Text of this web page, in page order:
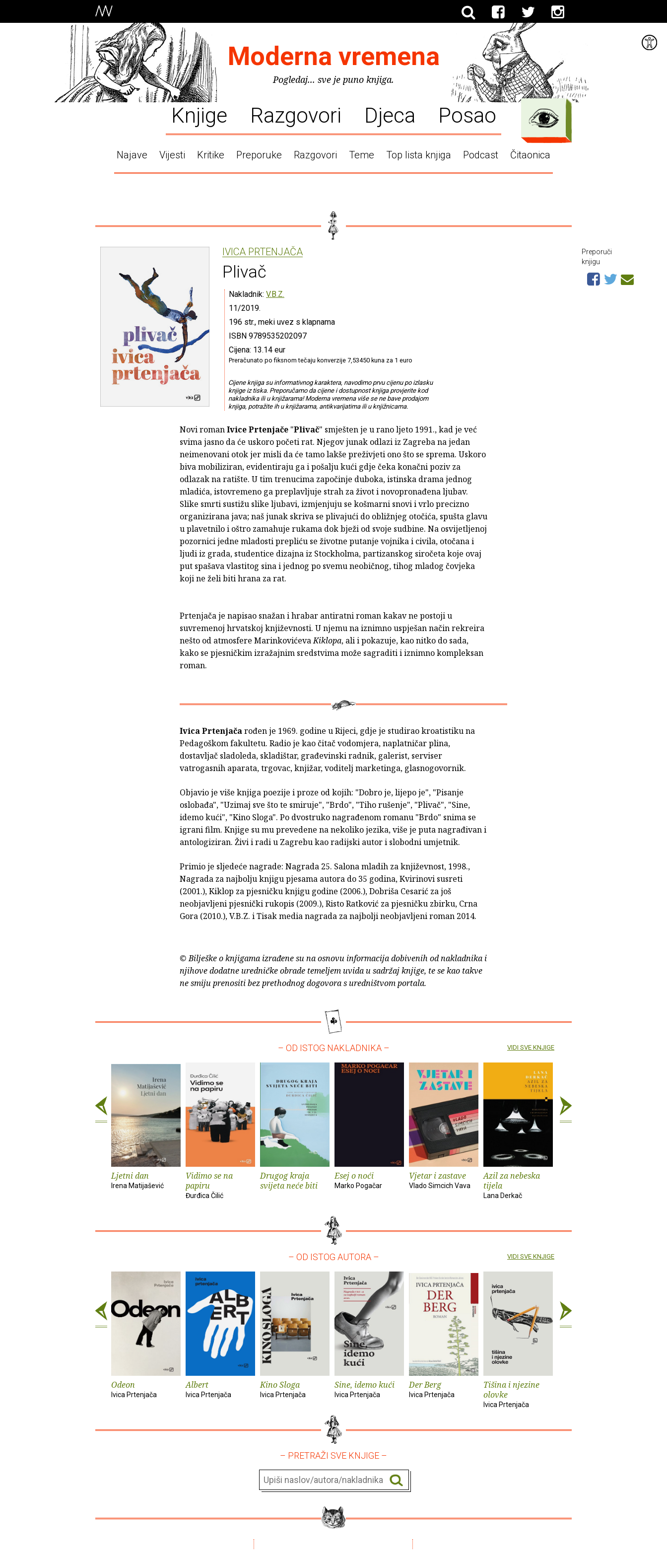
Moderna vremena
Pogledaj... sve je puno knjiga.
Knjige Razgovori Djeca Posao
Najave Vijesti Kritike Preporuke Razgovori Teme Top lista knjiga Podcast Čitaonica
IVICA PRTENJAČA
Plivač
Nakladnik: V.B.Z.
11/2019.
196 str., meki uvez s klapnama
ISBN 9789535202097
Cijena: 13.14 eur
Preračunato po fiksnom tečaju konverzije 7,53450 kuna za 1 euro
Cijene knjiga su informativnog karaktera, navodimo prvu cijenu po izlasku
knjige iz tiska. Preporučamo da cijene i dostupnost knjiga provjerite kod
nakladnika ili u knjižarama! Moderna vremena više se ne bave prodajom
knjiga, potražite ih u knjižarama, antikvarijatima ili u knjižnicama.
Novi romanIvice Prtenjače "Plivač" smješten je u rano ljeto 1991., kad je već
svima jasno da će uskoro početi rat. Njegov junak odlazi iz Zagreba na jedan
neimenovani otok jer misli da će tamo lakše preživjeti ono što se sprema. Uskoro
biva mobiliziran, evidentiraju ga i pošalju kući gdje čeka konačni poziv za
odlazak na ratište. U tim trenucima započinje duboka, istinska drama jednog
mladića, istovremeno ga preplavljuje strah za život i novopronađena ljubav.
Slike smrti sustižu slike ljubavi, izmjenjuju se košmarni snovi i vrlo precizno
organizirana java; naš junak skriva se plivajući do obližnjeg otočića, spušta glavu
u plavetnilo i oštro zamahuje rukama dok bježi od svoje sudbine. Na osvijetljenoj
pozornici jedne mladosti prepliću se životne putanje vojnika i civila, otočana i
ljudi iz grada, studentice dizajna iz Stockholma, partizanskog siročeta koje ovaj
put spašava vlastitog sina i jednog po svemu neobičnog, tihog mladog čovjeka
koji ne želi biti hrana za rat.
Prtenjača je napisao snažan i hrabar antiratni roman kakav ne postoji u
suvremenoj hrvatskoj književnosti. U njemu na iznimno uspješan način rekreira
nešto od atmosfere MarinkovićevaKiklopa, ali i pokazuje, kao nitko do sada,
kako se pjesničkim izražajnim sredstvima može sagraditi i iznimno kompleksan
roman.
Ivica Prtenjačarođen je 1969. godine u Rijeci, gdje je studirao kroatistiku na
Pedagoškom fakultetu. Radio je kao čitač vodomjera, naplatničar plina,
dostavljač sladoleda, skladištar, građevinski radnik, galerist, serviser
vatrogasnih aparata, trgovac, knjižar, voditelj marketinga, glasnogovornik.
Objavio je više knjiga poezije i proze od kojih: "Dobro je, lijepo je", "Pisanje
oslobađa", "Uzimaj sve što te smiruje", "Brdo", "Tiho rušenje", "Plivač", "Sine,
idemo kući", "Kino Sloga". Po dvostruko nagrađenom romanu "Brdo" snima se
igrani film. Knjige su mu prevedene na nekoliko jezika, više je puta nagrađivan i
antologiziran. Živi i radi u Zagrebu kao radijski autor i slobodni umjetnik.
Primio je sljedeće nagrade: Nagrada 25. Salona mladih za književnost, 1998.,
Nagrada za najbolju knjigu pjesama autora do 35 godina, Kvirinovi susreti
(2001.), Kiklop za pjesničku knjigu godine (2006.), Dobriša Cesarić za još
neobjavljeni pjesnički rukopis (2009.), Risto Ratković za pjesničku zbirku, Crna
Gora (2010.), V.B.Z. i Tisak media nagrada za najbolji neobjavljeni roman 2014.
© Bilješke o knjigama izrađene su na osnovu informacija dobivenih od nakladnika i
njihove dodatne uredničke obrade temeljem uvida u sadržaj knjige, te se kao takve
ne smiju prenositi bez prethodnog dogovora s uredništvom portala.
Preporuči
knjigu
– OD ISTOG NAKLADNIKA –
Ljetni dan
Irena Matijašević
Vidimo se na
papiru
Đurđica Čilić
Drugog kraja
svijeta neće biti
Esej o noći
Marko Pogačar
Vjetar i zastave
Vlado Simcich Vava
Azil za nebeska
tijela
Lana Derkač
VIDI SVE KNJIGE
– OD ISTOG AUTORA –
Odeon
Ivica Prtenjača
Albert
Ivica Prtenjača
Kino Sloga
Ivica Prtenjača
Sine, idemo kući
Ivica Prtenjača
Der Berg
Ivica Prtenjača
Tišina i njezine
olovke
Ivica Prtenjača
VIDI SVE KNJIGE
– PRETRAŽI SVE KNJIGE –